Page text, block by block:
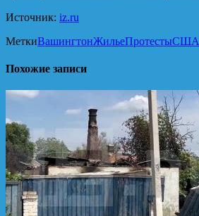
Источник: iz.ru
МеткиВашингтонЖильеПротестыСША
Похожие записи